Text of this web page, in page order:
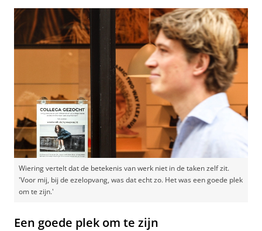
Wiering vertelt dat de betekenis van werk niet in de taken zelf zit.
'Voor mij, bij de ezelopvang, was dat echt zo. Het was een goede plek
om te zijn.'
Een goede plek om te zijn